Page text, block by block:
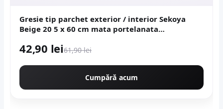
Gresie tip parchet exterior / interior Sekoya
Beige 20 5 x 60 cm mata portelanata
42,90 lei61,90 lei
Cumpără acum